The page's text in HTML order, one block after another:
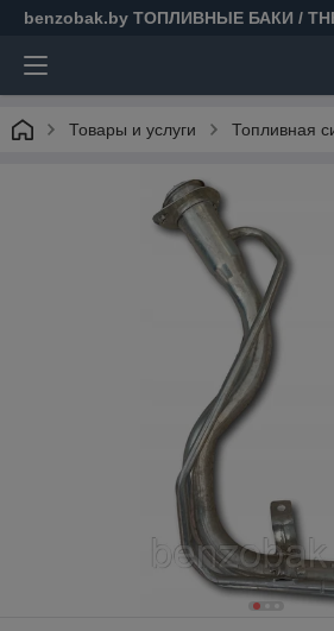
benzobak.by ТОПЛИВНЫЕ БАКИ /
Товары и услуги Топливная